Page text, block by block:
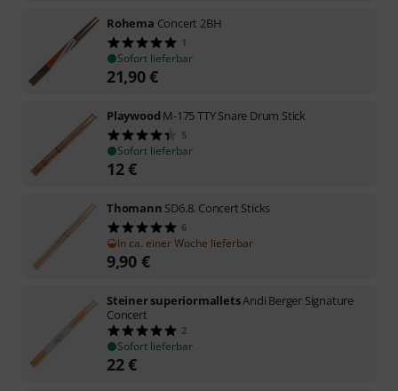
Rohema Concert 2BH
1
Sofort lieferbar
21,90€
Playwood M-175 TTY Snare Drum Stick
5
Sofort lieferbar
12€
Thomann SD6.8. Concert Sticks
6
In ca. einer Woche lieferbar
9,90 €
Steiner superiormalletsAndi Berger Signature
Concert
2
Sofort lieferbar
22€